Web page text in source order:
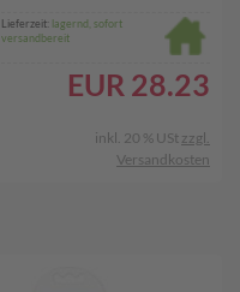
Lieferzeit: lagernd, sofort
versandbereit
EUR 28.23
inkl. 20 % USt zzgl.
Versandkosten